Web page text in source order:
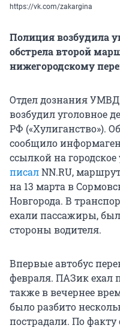
https://vk.com/zakargina
Полиция возбудила
обстрела второй
нижегородскому
Отдел дознания
возбудил уголовное
РФ («Хулиганство»).
сообщило
ссылкой на
писалNN.RU,
на 13 марта в
Новгорода. В
ехали пассажиры,
стороны водителя.
Впервые автобус
февраля. ПАЗик ехал
также в вечернее
было разбито
пострадали. По факту